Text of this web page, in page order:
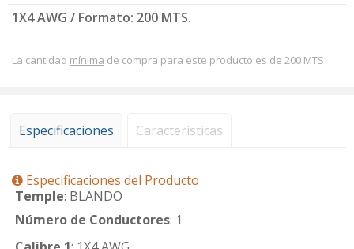
1X4 AWG / Formato: 200 MTS.
La cantidad mínima de compra para este producto es de 200 MTS
Especificaciones Características
Especificaciones del Producto
Temple: BLANDO
Número de Conductores: 1